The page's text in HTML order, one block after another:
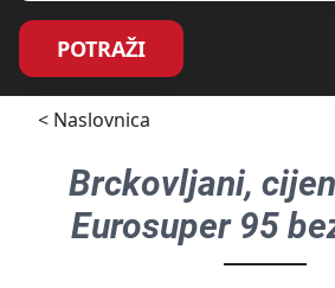
POTRAŽI
< Naslovnica
Brckovljani,
Eurosuper 95